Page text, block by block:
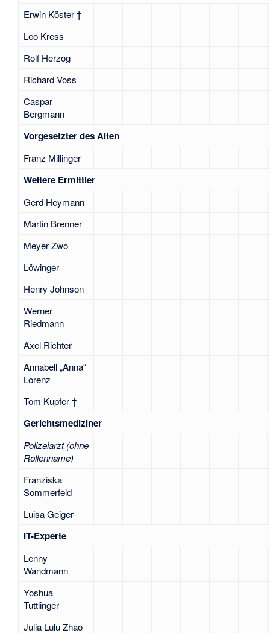
Erwin Köster †
Leo Kress
Rolf Herzog
Richard Voss
Caspar
Bergmann
Vorgesetzter des Alten
Franz Millinger
Weitere Ermittler
Gerd Heymann
Martin Brenner
Meyer Zwo
Löwinger
Henry Johnson
Werner
Riedmann
Axel Richter
Annabell „Anna“
Lorenz
Tom Kupfer †
Gerichtsmediziner
Polizeiarzt (ohne
Rollenname)
Franziska
Sommerfeld
Luisa Geiger
IT-Experte
Lenny
Wandmann
Yoshua
Tuttlinger
Julia Lulu Zhao